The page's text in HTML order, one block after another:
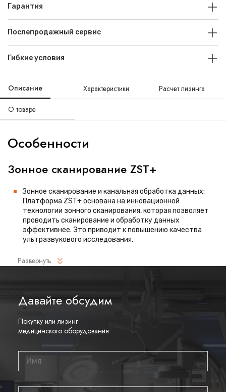
Гарантия
Послепродажный сервис
Гибкие условия
Описание Характеристики Расчет лизинга
О товаре
Особенности
Зонное сканирование ZST+
Зонное сканирование и канальная обработка данных:
Платформа ZST+ основана на инновационной
технологии зонного сканирования, которая позволяет
проводить сканирование и обработку данных
эффективнее. Это приводит к повышению качества
ультразвукового исследования.
Быстродействие: Совместно с твердотельным SSD-
диском, технология ZST+ формирует ультразвуковое
Динамическая попиксельная фокусировка: Эта функция
глубине сканирования, обеспечивая четкость и
детализацию.
автоматически учитывает скорость распространения
ультразвука в разных тканях, оптимизируя параметры
Развернуть
Давайте обсудим
Покупку или лизинг
медицинского оборудования